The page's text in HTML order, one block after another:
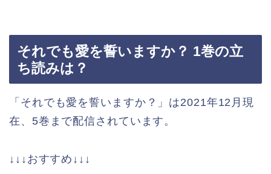
それでも愛を誓いますか？ 1巻の立
ち読みは？
「それでも愛を誓いますか？」は2021年12月現
在、5巻まで配信されています。
↓↓↓おすすめ↓↓↓